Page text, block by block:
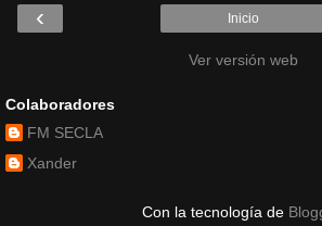
‹ Inicio
Ver versión web
Colaboradores
FM SECLA
Xander
Con la tecnología de